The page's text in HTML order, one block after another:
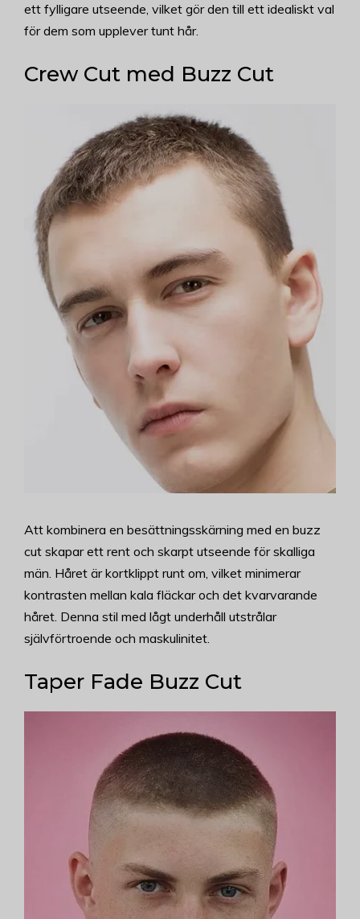
ett fylligare utseende, vilket gör den till ett idealiskt val
för dem som upplever tunt hår.
Crew Cut med Buzz Cut
Att kombinera en besättningsskärning med en buzz
cut skapar ett rent och skarpt utseende för skalliga
män. Håret är kortklippt runt om, vilket minimerar
kontrasten mellan kala fläckar och det kvarvarande
håret. Denna stil med lågt underhåll utstrålar
självförtroende och maskulinitet.
Taper Fade Buzz Cut